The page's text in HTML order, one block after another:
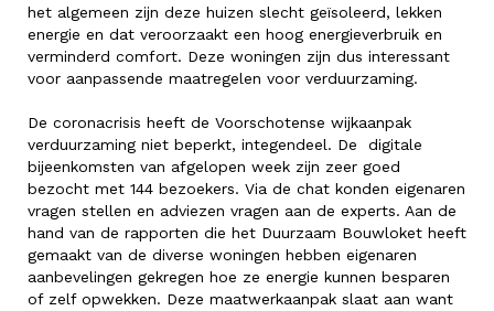
het algemeen zijn deze huizen slecht geïsoleerd, lekken
energie en dat veroorzaakt een hoog energieverbruik en
verminderd comfort. Deze woningen zijn dus interessant
voor aanpassende maatregelen voor verduurzaming.
De coronacrisis heeft de Voorschotense wijkaanpak
verduurzaming niet beperkt, integendeel. De digitale
bijeenkomsten van afgelopen week zijn zeer goed
bezocht met 144 bezoekers. Via de chat konden eigenaren
vragen stellen en adviezen vragen aan de experts. Aan de
hand van de rapporten die het Duurzaam Bouwloket heeft
gemaakt van de diverse woningen hebben eigenaren
aanbevelingen gekregen hoe ze energie kunnen besparen
of zelf opwekken. Deze maatwerkaanpak slaat aan want